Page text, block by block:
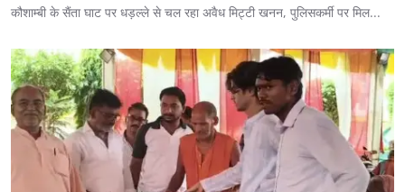
कौशाम्बी के सैंता घाट पर धड़ल्ले से चल रहा अवैध मिट्टी खनन, पुलिसकर्मी पर मिल...